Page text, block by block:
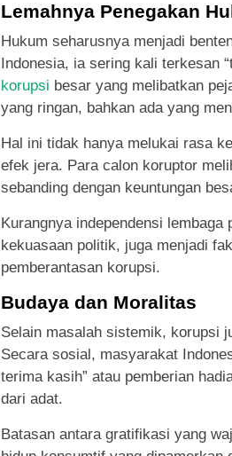
Lemahnya Penegakan
Hukum seharusnya menjadi
Indonesia, ia sering kali terkesan
korupsi besar yang melibatkan
yang ringan, bahkan ada yang
Hal ini tidak hanya melukai rasa
efek jera. Para calon koruptor
sebanding dengan keuntungan
Kurangnya independensi
kekuasaan politik, juga menjadi
pemberantasan korupsi.
Budaya dan Moralitas
Selain masalah sistemik, korupsi
Secara sosial, masyarakat
terima kasih” atau pemberian
dari adat.
Batasan antara gratifikasi yang